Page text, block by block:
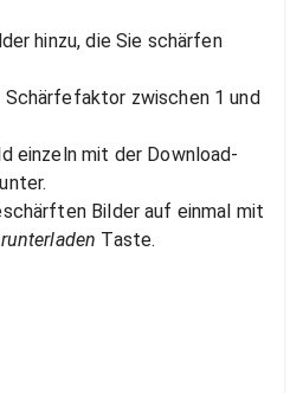
hinzu, die Sie schärfen
Schärfefaktor zwischen 1 und
einzeln mit der Download-
Bilder auf einmal mit
Taste.